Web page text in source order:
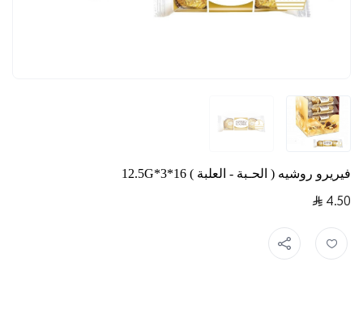
فيريرو روشيه ( الحـبة - العلبة ) 16*3*12.5G
4.50